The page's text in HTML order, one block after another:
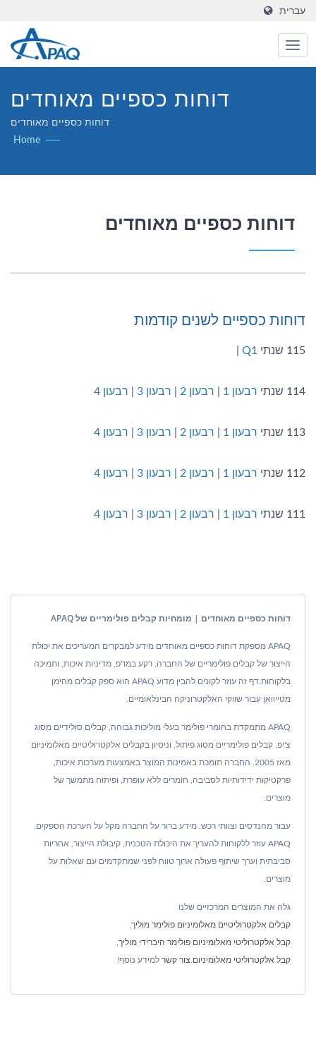
עברית
דוחות כספיים מאוחדים
דוחות כספיים מאוחדים
Home
דוחות כספיים מאוחדים
דוחות כספיים לשנים קודמות
115 שנתי Q1
114 שנתי רבעון 1 רבעון 2 רבעון 3 רבעון 4
113 שנתי רבעון 1 רבעון 2 רבעון 3 רבעון 4
112 שנתי רבעון 1 רבעון 2 רבעון 3 רבעון 4
111 שנתי רבעון 1 רבעון 2 רבעון 3 רבעון 4
דוחות כספיים מאוחדים | מומחיות קבלים פולימריים של APAQ
APAQ מספקת דוחות כספיים מאוחדים מידע למבקרים המעריכים את יכולת
הייצור של קבלים פולימריים של החברה, רקע במו"פ, מדיניות איכות, ותמיכה
בלקוחות.דף זה עוזר לקונים להבין מדוע APAQ הוא ספק קבלים מהימן
מטייוואן עבור שווקי האלקטרוניקה הבינלאומיים.
APAQ מתמקדת בחומרי פולימר בעלי מוליכות גבוהה, קבלים סולידיים מסוג
צ'יפ, קבלים פולימריים מסוג פיתול, וניסיון בקבלים אלקטרוליטיים מאלומיניום
מאז 2005. החברה תומכת באמינות המוצר באמצעות מערכות איכות,
פרקטיקות ידידותיות לסביבה, חומרים ללא עופרת, ופיתוח מתמשך של
מוצרים.
עבור מהנדסים וצוותי רכש, מידע ברור על החברה מקל על הערכת הספקים.
APAQ עוזר ללקוחות להעריך את היכולת הטכנית, קיבולת הייצור, אחריות
סביבתית וערך שיתוף פעולה ארוך טווח לפני שמתקדמים עם שאלות על
מוצרים.
גלה את המוצרים המרכזיים שלנו
קבלים אלקטרוליטיים מאלומיניום פולימר מוליך
קבל אלקטרוליטי מאלומיניום פולימר היברידי מוליך
קבל אלקטרוליטי מאלומיניום צור קשר למידע נוסף!